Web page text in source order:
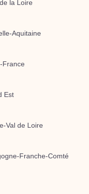
la Loire
Aquitaine
France
Est
Val de Loire
Franche-Comté